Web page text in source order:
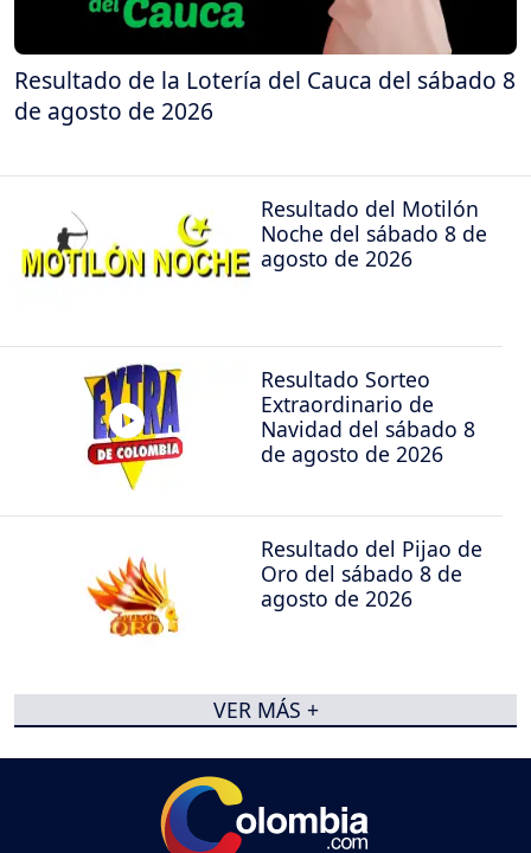
Resultado de la Lotería del Cauca del sábado 8
de agosto de 2026
Resultado del Motilón
Noche del sábado 8 de
agosto de 2026
Resultado Sorteo
Extraordinario de
Navidad del sábado 8
de agosto de 2026
Resultado del Pijao de
Oro del sábado 8 de
agosto de 2026
VER MÁS +